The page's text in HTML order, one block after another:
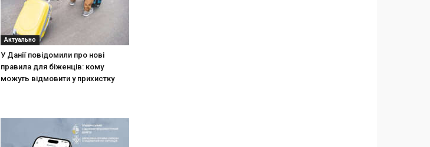
Актуально
У Данії повідомили про нові
правила для біженців: кому
можуть відмовити у прихистку